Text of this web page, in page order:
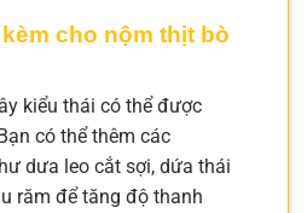
cho nộm thịt bò
kiểu thái có thể được
có thể thêm các
dưa leo cắt sợi, dứa thái
răm để tăng độ thanh